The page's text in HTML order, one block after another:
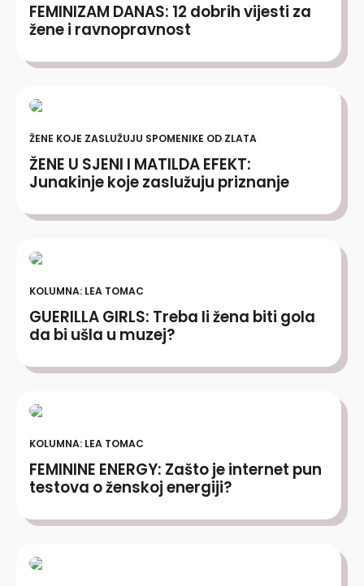
FEMINIZAM DANAS: 12 dobrih vijesti za
žene i ravnopravnost
ŽENE KOJE ZASLUŽUJU SPOMENIKE OD ZLATA
ŽENE U SJENI I MATILDA EFEKT:
Junakinje koje zaslužuju priznanje
KOLUMNA: LEA TOMAC
GUERILLA GIRLS: Treba li žena biti gola
da bi ušla u muzej?
KOLUMNA: LEA TOMAC
FEMININE ENERGY: Zašto je internet pun
testova o ženskoj energiji?